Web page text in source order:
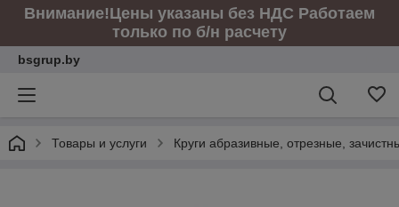
Внимание!Цены указаны без НДС Работаем
только по б/н расчету
bsgrup.by
Товары и услуги Круги абразивные, отрезные,